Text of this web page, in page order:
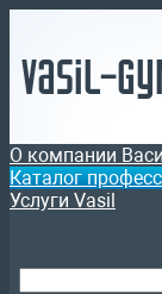
Vasil-
О компании
Каталог
Услуги Vasil